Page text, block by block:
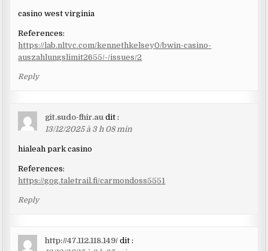
casino west virginia
References:
https://lab.nltvc.com/kennethkelsey0/bwin-casino-
auszahlungslimit2655/-/issues/2
Reply
git.sudo-fhir.au dit :
13/12/2025 à 3 h 08 min
hialeah park casino
References:
https://gog.taletrail.fi/carmondoss5551
Reply
http://47.112.118.149/ dit :